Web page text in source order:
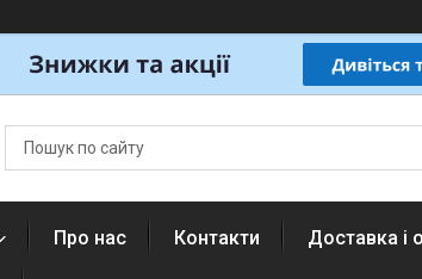
Про нас Контакти Доставка і